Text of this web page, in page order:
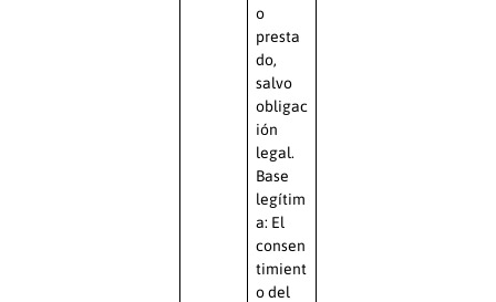
o
presta
do,
salvo
obligac
ión
legal.
Base
legítim
a: El
consen
timient
o del